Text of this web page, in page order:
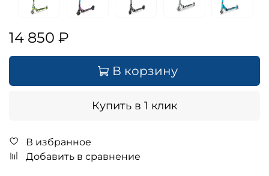
14 850 ₽
В корзину
Купить в 1 клик
В избранное
Добавить в сравнение